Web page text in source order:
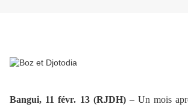
Bangui, 11 févr. 13 (RJDH)– Un mois